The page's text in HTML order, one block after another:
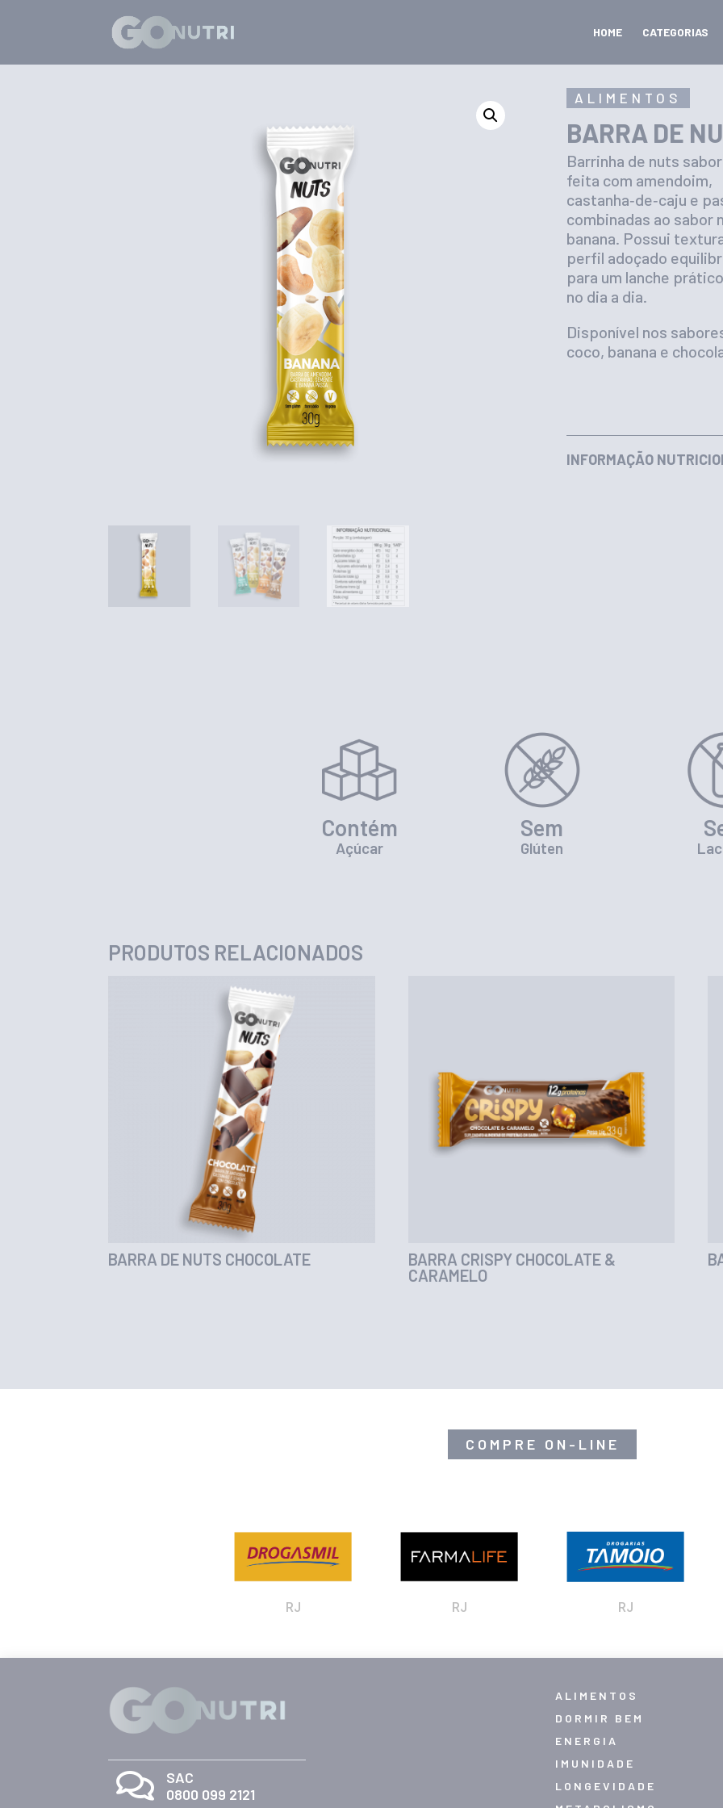
HOME CATEGORIAS
ALIMENTOS
BARRA DE
Barrinha de nuts
feita com amendoim,
castanha‑de‑caju e
combinadas ao sabor
banana. Possui
perfil adoçado
para um lanche
no dia a dia.
Disponível nos
coco, banana e
INFORMAÇÃO
Contém
Açúcar
Sem
Glúten
PRODUTOS RELACIONADOS
BARRA DE NUTS CHOCOLATE
BARRA CRISPY CHOCOLATE &
CARAMELO
COMPRE ON-LINE
RJ RJ RJ

SAC
0800 099 2121
ALIMENTOS
DORMIR BEM
ENERGIA
IMUNIDADE
LONGEVIDADE